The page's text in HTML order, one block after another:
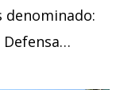
denominado:
Defensa…